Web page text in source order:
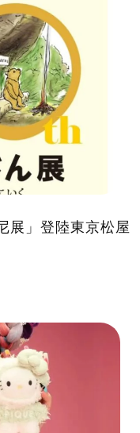
展」登陸東京松屋